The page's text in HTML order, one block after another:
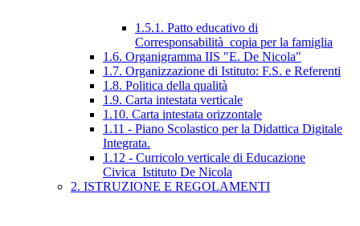
1.5.1. Patto educativo di
Corresponsabilità_copia per la famiglia
1.6. Organigramma IIS "E. De Nicola"
1.7. Organizzazione di Istituto: F.S. e Referenti
1.8. Politica della qualità
1.9. Carta intestata verticale
1.10. Carta intestata orizzontale
1.11 - Piano Scolastico per la Didattica Digitale
Integrata.
1.12 - Curricolo verticale di Educazione
Civica_Istituto De Nicola
2. ISTRUZIONE E REGOLAMENTI